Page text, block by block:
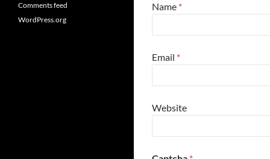
Name *
Email *
Website
Comments feed
WordPress.org